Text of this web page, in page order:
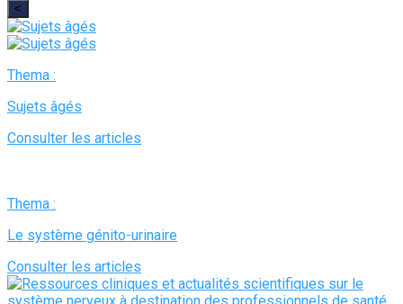
<
Thema :
Sujets âgés
Consulter les articles
Thema :
Le système génito-urinaire
Consulter les articles